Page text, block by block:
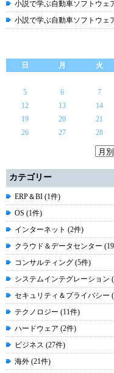
小説で学ぶ自動車ソフトウェ
小説で学ぶ自動車ソフトウェ
日
月 火
5
6 7
12
13 14
19
20 21
26
27 28
カテゴリー
ERP＆BI (1件)
OS (1件)
インターネット (2件)
クラウド＆データセンター
コンサルティング (5件)
システムインテグレーション
セキュリティ＆プライバシー
テクノロジー (11件)
ハードウェア (2件)
ビジネス (27件)
海外 (21件)